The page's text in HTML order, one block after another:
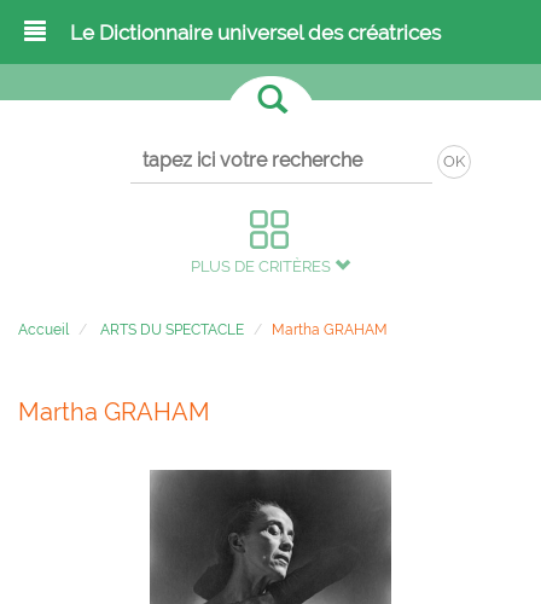
Le Dictionnaire universel des créatrices
OK
PLUS DE CRITÈRES
Accueil ARTS DU SPECTACLE Martha GRAHAM
Martha GRAHAM